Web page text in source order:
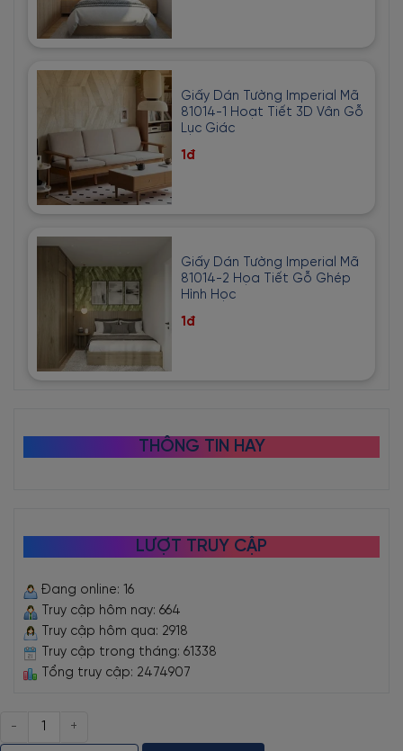
Giấy Dán Tường Imperial Mã
81014-1 Hoạt Tiết 3D Vân Gỗ
Lục Giác
1đ
Giấy Dán Tường Imperial Mã
81014-2 Họa Tiết Gỗ Ghép
Hình Học
1đ
THÔNG TIN HAY
LƯỢT TRUY CẬP
Đang online: 16
Truy cập hôm nay: 664
Truy cập hôm qua: 2918
Truy cập trong tháng: 61338
Tổng truy cập: 2474907
Số
lượng